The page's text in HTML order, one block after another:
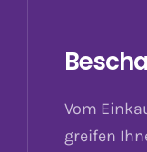
Vom
greifen